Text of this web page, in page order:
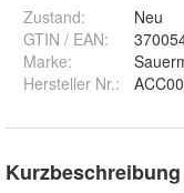
Zustand:
Neu
GTIN / EAN:
Marke:
Hersteller Nr.:
Kurzbeschreibung